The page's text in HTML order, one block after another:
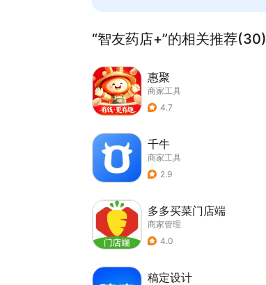
“智友药店+”的相关推荐(30)
惠聚
商家工具
4.7
千牛
商家工具
2.9
多多买菜门店端
商家管理
4.0
稿定设计